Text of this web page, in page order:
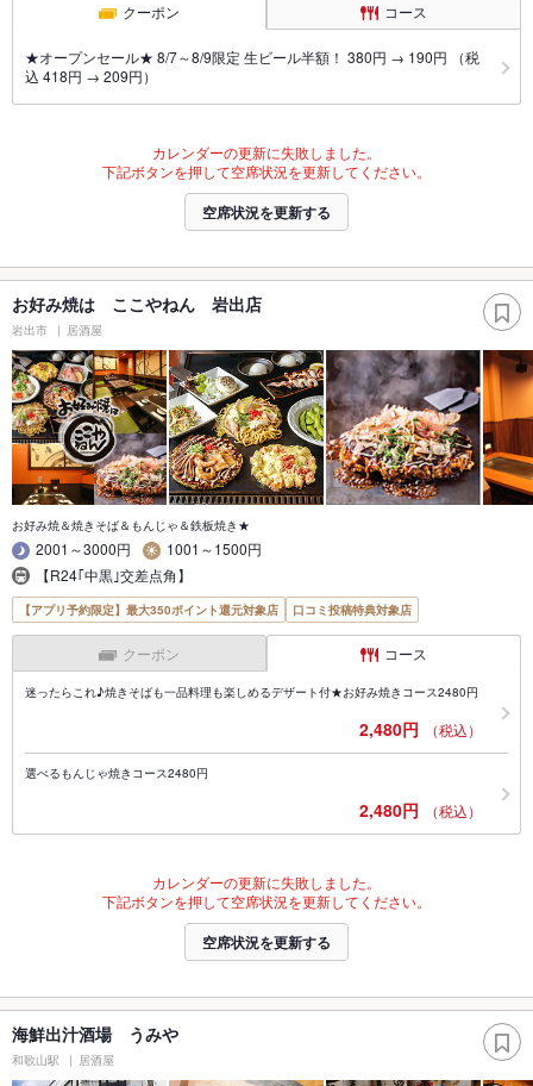
クーポン コース
★オープンセール★ 8/7～8/9限定 生ビール半額！ 380円 → 190円 （税
込 418円 → 209円）
カレンダーの更新に失敗しました。
下記ボタンを押して空席状況を更新してください。
空席状況を更新する
お好み焼は ここやねん 岩出店
岩出市 居酒屋
お好み焼＆焼きそば＆もんじゃ＆鉄板焼き★
2001～3000円
1001～1500円
【R24｢中黒｣交差点角】
【アプリ予約限定】最大350ポイント還元対象店 口コミ投稿特典対象店
クーポン コース
迷ったらこれ♪焼きそばも一品料理も楽しめるデザート付★お好み焼きコース2480円
2,480円 （税込）
選べるもんじゃ焼きコース2480円
2,480円 （税込）
カレンダーの更新に失敗しました。
下記ボタンを押して空席状況を更新してください。
空席状況を更新する
海鮮出汁酒場 うみや
和歌山駅 居酒屋